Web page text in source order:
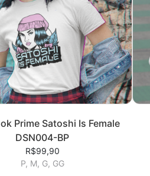
Prime Satoshi Is Female
DSN004-BP
R$99,90
P, M, G, GG